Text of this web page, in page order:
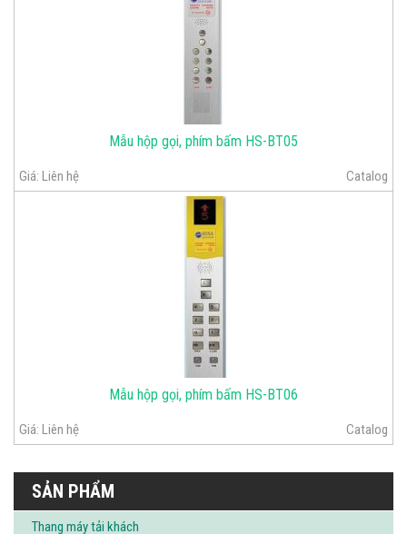
Mẫu hộp gọi, phím bấm HS-BT05
Giá: Liên hệ Catalog
Mẫu hộp gọi, phím bấm HS-BT06
Giá: Liên hệ Catalog
SẢN PHẨM
Thang máy tải khách